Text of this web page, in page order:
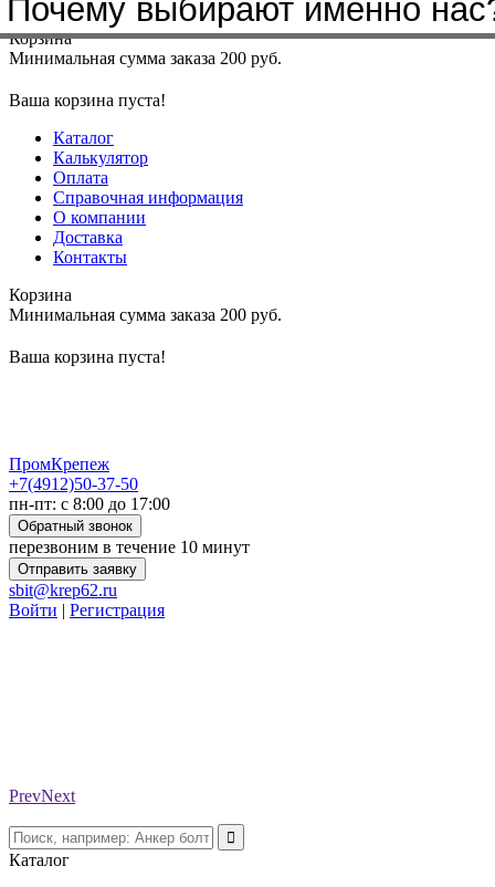
Меню+7(4912)50-37-50sbit@krep62.ru
Корзина
Минимальная сумма заказа 200 руб.
Ваша корзина пуста!
Каталог
Калькулятор
Оплата
Справочная информация
О компании
Доставка
Контакты
Корзина
Минимальная сумма заказа 200 руб.
Ваша корзина пуста!
ПромКрепеж
+7(4912)50-37-50
пн-пт: с 8:00 до 17:00
Обратный звонок
перезвоним в течение 10 минут
Отправить заявку
sbit@krep62.ru
Войти | Регистрация
PrevNext
Каталог
Почему выбирают именно